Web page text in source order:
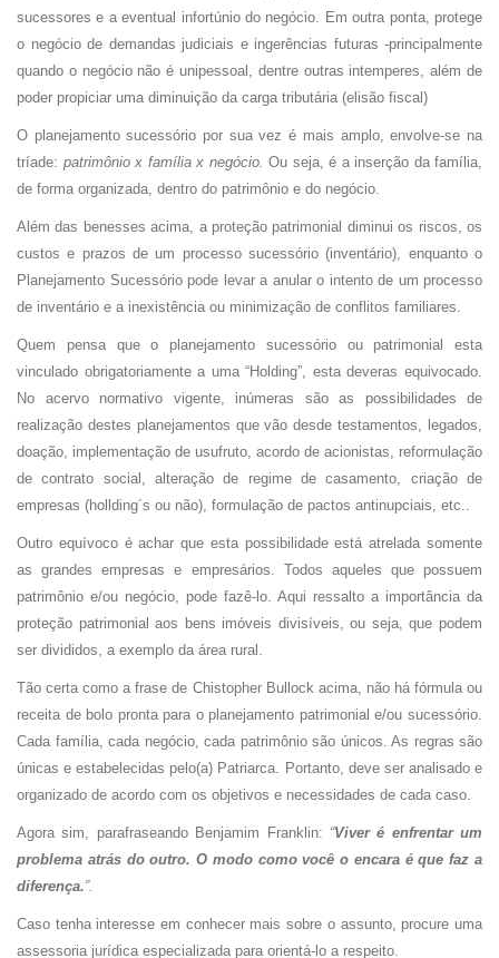
sucessores e a eventual infortúnio do negócio. Em outra ponta, protege
o negócio de demandas judiciais e ingerências futuras -principalmente
quando o negócio não é unipessoal, dentre outras intemperes, além de
poder propiciar uma diminuição da carga tributária (elisão fiscal)
O planejamento sucessório por sua vez é mais amplo, envolve-se na
tríade: patrimônio x família x negócio. Ou seja, é a inserção da família,
de forma organizada, dentro do patrimônio e do negócio.
Além das benesses acima, a proteção patrimonial diminui os riscos, os
custos e prazos de um processo sucessório (inventário), enquanto o
Planejamento Sucessório pode levar a anular o intento de um processo
de inventário e a inexistência ou minimização de conflitos familiares.
Quem pensa que o planejamento sucessório ou patrimonial esta
vinculado obrigatoriamente a uma “Holding”, esta deveras equivocado.
No acervo normativo vigente, inúmeras são as possibilidades de
realização destes planejamentos que vão desde testamentos, legados,
doação, implementação de usufruto, acordo de acionistas, reformulação
de contrato social, alteração de regime de casamento, criação de
empresas (hollding´s ou não), formulação de pactos antinupciais, etc..
Outro equívoco é achar que esta possibilidade está atrelada somente
as grandes empresas e empresários. Todos aqueles que possuem
patrimônio e/ou negócio, pode fazê-lo. Aqui ressalto a importância da
proteção patrimonial aos bens imóveis divisíveis, ou seja, que podem
ser divididos, a exemplo da área rural.
Tão certa como a frase de Chistopher Bullock acima, não há fórmula ou
receita de bolo pronta para o planejamento patrimonial e/ou sucessório.
Cada família, cada negócio, cada patrimônio são únicos. As regras são
únicas e estabelecidas pelo(a) Patriarca. Portanto, deve ser analisado e
organizado de acordo com os objetivos e necessidades de cada caso.
Agora sim, parafraseando Benjamim Franklin: “Viver é enfrentar um
problema atrás do outro. O modo como você o encara é que faz a
diferença.”.
Caso tenha interesse em conhecer mais sobre o assunto, procure uma
assessoria jurídica especializada para orientá-lo a respeito.